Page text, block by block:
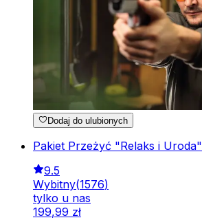
Dodaj do ulubionych
Pakiet Przeżyć "Relaks i Uroda"
9.5
Wybitny(1576)
tylko u nas
199,99 zł